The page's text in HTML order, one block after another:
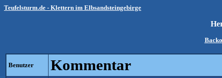
Teufelsturm.de - Klettern im Elbsandsteingebirge
Benutzer Kommentar